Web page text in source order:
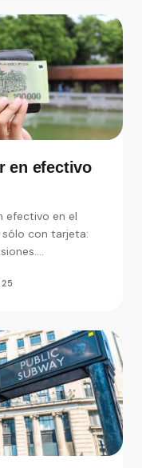
en efectivo
efectivo en el
con tarjeta: